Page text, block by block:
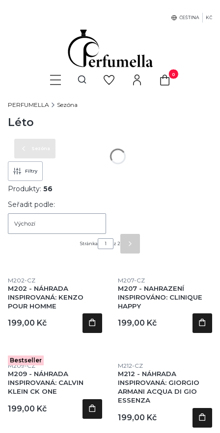
ČEŠTINA KČ
Otevřít vyhledávač Produkty v
PERFUMELLA Sezóna
Léto
Sezóna
Filtry
Produkty: 56
Seznam produktů
Seřadit podle:
Výchozí
Stránka z 2
Další produkty
Kód produktu
M202-CZ
M202 - NÁHRADA
INSPIROVANÁ: KENZO
POUR HOMME
Cena
199,00 Kč
Kód produktu
M207-CZ
M207 - NAHRAZENÍ
INSPIROVÁNO: CLINIQUE
HAPPY
Cena
199,00 Kč
Bestseller
Kód produktu
M209-CZ
M209 - NÁHRADA
INSPIROVANÁ: CALVIN
KLEIN CK ONE
Cena
199,00 Kč
Kód produktu
M212-CZ
M212 - NÁHRADA
INSPIROVANÁ: GIORGIO
ARMANI ACQUA DI GIO
ESSENZA
Cena
199,00 Kč